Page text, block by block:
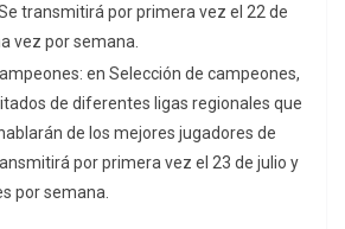
transmitirá por primera vez el 22 de
vez por semana.
en Selección de campeones,
de diferentes ligas regionales que
de los mejores jugadores de
por primera vez el 23 de julio y
por semana.